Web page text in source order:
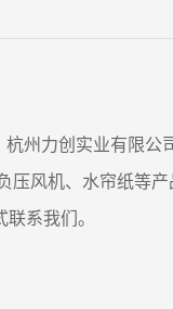
杭州 力创 实业有限公
压风机、水帘纸等
系我们。